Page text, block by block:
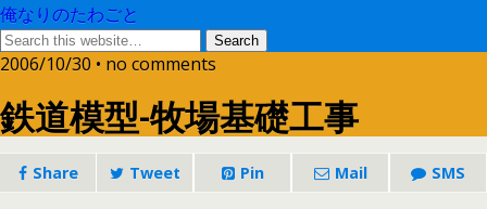
俺なりのたわごと
2006/10/30 • no comments
鉄道模型-牧場基礎工事
Share Tweet Pin Mail SMS